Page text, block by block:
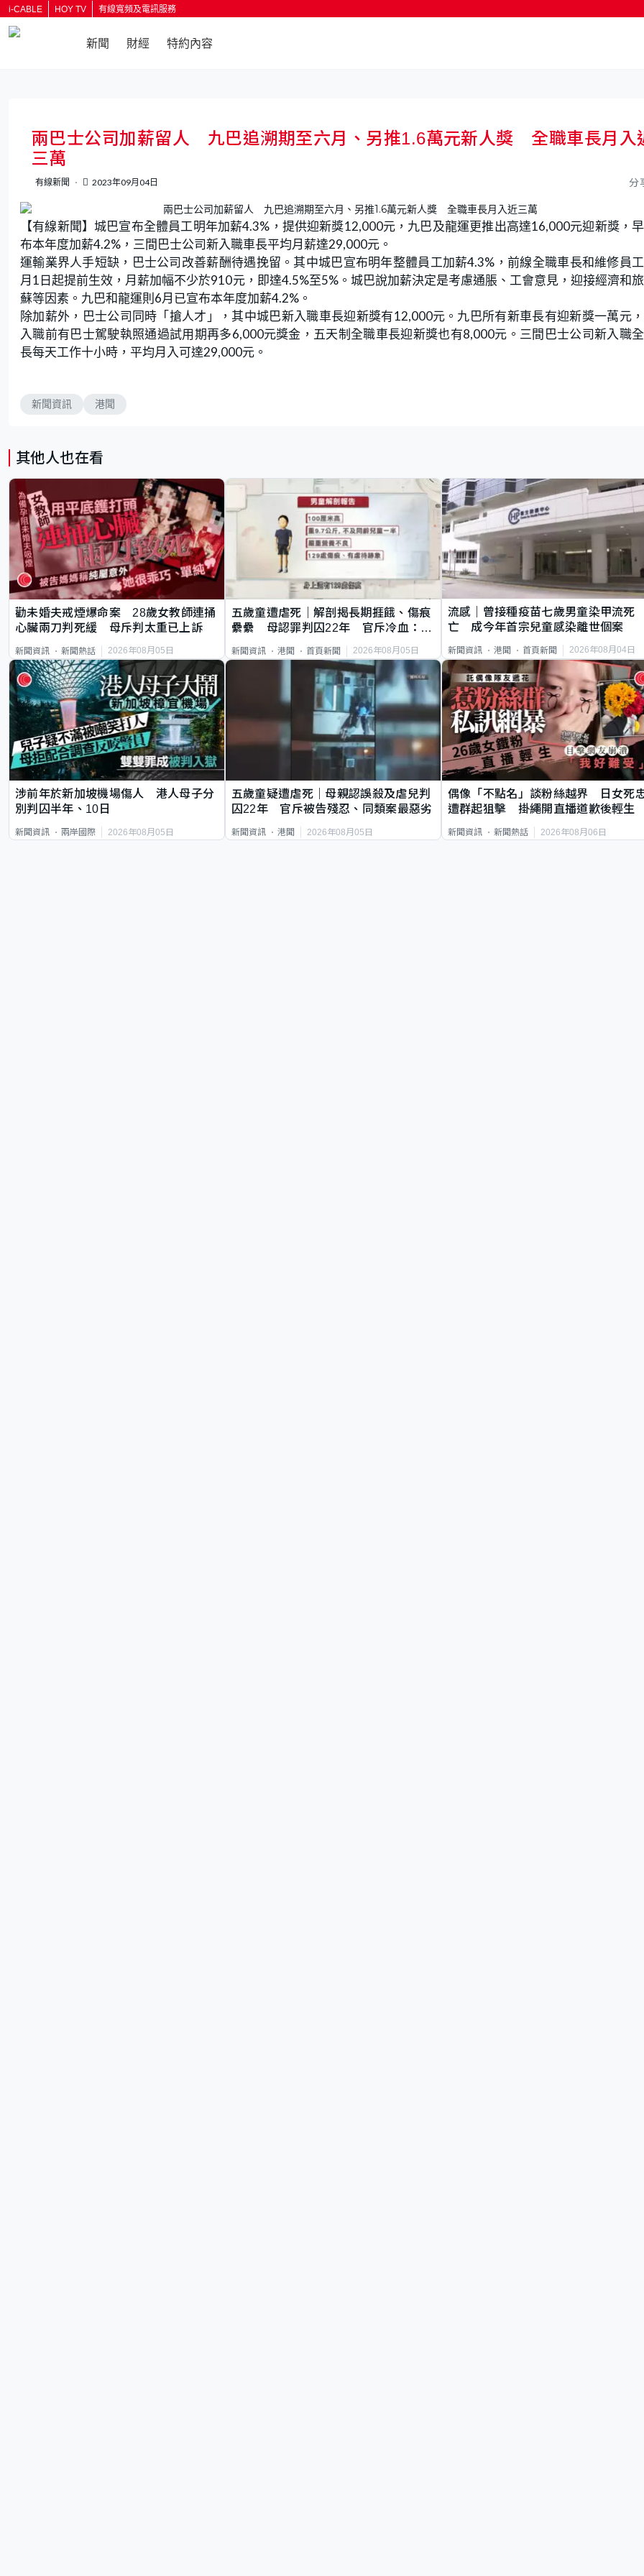
i-CABLE HOY TV 有線寬頻及電訊服務
新聞 財經 特約內容
兩巴士公司加薪留人 九巴追溯期至六月、另推1.6萬元新人獎 全職車長月入
三萬
有線新聞 2023年09月04日 分
【有線新聞】城巴宣布全體員工明年加薪4.3%，提供迎新獎12,000元，九巴及龍運更推出高達16,000元迎新獎，
布本年度加薪4.2%，三間巴士公司新入職車長平均月薪達29,000元。
運輸業界人手短缺，巴士公司改善薪酬待遇挽留。其中城巴宣布明年整體員工加薪4.3%，前線全職車長和維修員
月1日起提前生效，月薪加幅不少於910元，即達4.5%至5%。城巴說加薪決定是考慮通脹、工會意見，迎接經濟和
蘇等因素。九巴和龍運則6月已宣布本年度加薪4.2%。
除加薪外，巴士公司同時「搶人才」，其中城巴新入職車長迎新獎有12,000元。九巴所有新車長有迎新獎一萬元
入職前有巴士駕駛執照通過試用期再多6,000元獎金，五天制全職車長迎新獎也有8,000元。三間巴士公司新入職
長每天工作十小時，平均月入可達29,000元。
新聞資訊 港聞
其他人也在看
勸未婚夫戒煙爆命案 28歲女教師連捅
心臟兩刀判死緩 母斥判太重已上訴
新聞資訊 新聞熱話 2026年08月05日
五歲童遭虐死｜解剖揭長期捱餓、傷痕
纍纍 母認罪判囚22年 官斥冷血：同
新聞資訊 港聞 首頁新聞 2026年08月05日
流感｜曾接種疫苗七歲男童染甲流死
亡 成今年首宗兒童感染離世個案
新聞資訊 港聞 首頁新聞 2026年08月04日
涉前年於新加坡機場傷人 港人母子分
別判囚半年、10日
新聞資訊 兩岸國際 2026年08月05日
五歲童疑遭虐死｜母親認誤殺及虐兒判
囚22年 官斥被告殘忍、同類案最惡劣
新聞資訊 港聞 2026年08月05日
偶像「不點名」談粉絲越界 日女死
遭群起狙擊 掛繩開直播道歉後輕生
新聞資訊 新聞熱話 2026年08月06日